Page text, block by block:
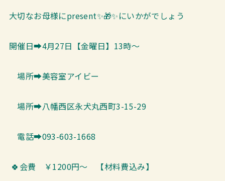
大切なお母様にpresent✨🎁✨にいかがでしょう
開催日➡4月27日【金曜日】13時～
場所➡美容室アイビー
場所➡八幡西区永犬丸西町3-15-29
電話➡093-603-1668
🍀会費 ￥1200円～ 【材料費込み】